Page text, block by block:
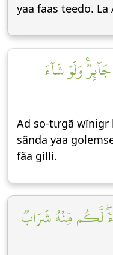
yaa faas teedo.
وَلَوۡ شَآءَ
Ad so-tɩrgã wĩnigr
sãnda yaa
fãa gilli.
لَّكُم مِّنۡهُ شَرَابٞ